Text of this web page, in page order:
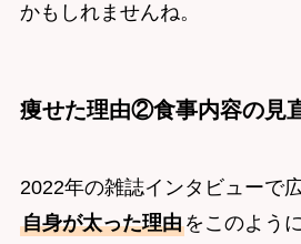
かもしれませんね。
痩せた理由②食事内容の見
2022年の雑誌インタビューで
自身が太った理由をこのよう